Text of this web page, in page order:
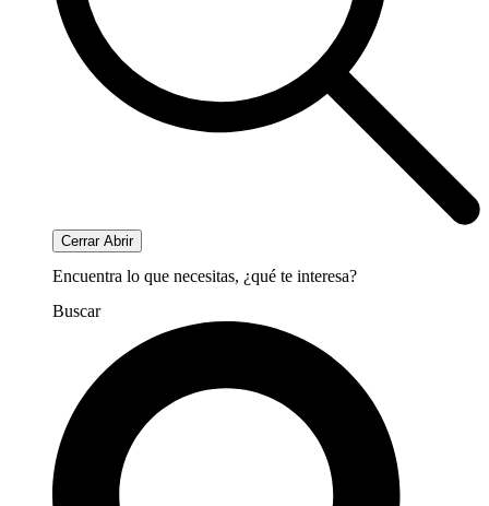
Cerrar Abrir
Encuentra lo que necesitas, ¿qué te interesa?
Buscar